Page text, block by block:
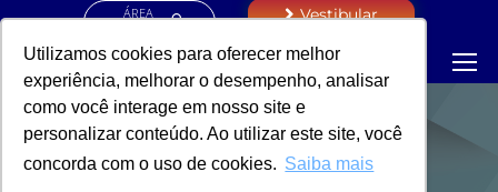
Utilizamos cookies para oferecer melhor
experiência, melhorar o desempenho, analisar
como você interage em nosso site e
personalizar conteúdo. Ao utilizar este site, você
concorda com o uso de cookies. Saiba mais
ÁREA
Vestibular
NOTÍCIAS